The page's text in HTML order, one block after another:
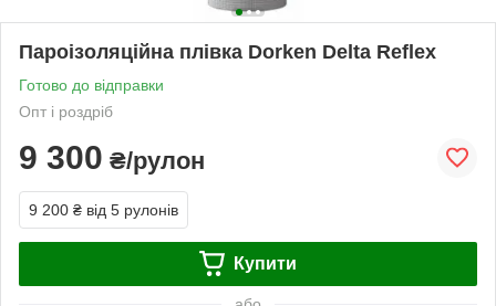
Пароізоляційна плівка Dorken Delta Reflex
Готово до відправки
Опт і роздріб
9 300 ₴/рулон
9 200 ₴ від 5 рулонів
Купити